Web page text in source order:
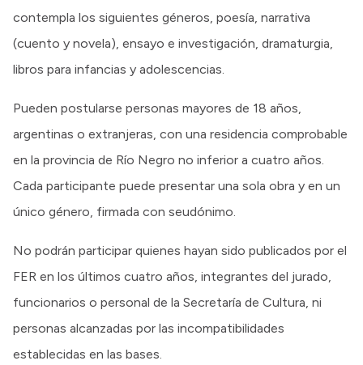
contempla los siguientes géneros, poesía, narrativa
(cuento y novela), ensayo e investigación, dramaturgia,
libros para infancias y adolescencias.
Pueden postularse personas mayores de 18 años,
argentinas o extranjeras, con una residencia comprobable
en la provincia de Río Negro no inferior a cuatro años.
Cada participante puede presentar una sola obra y en un
único género, firmada con seudónimo.
No podrán participar quienes hayan sido publicados por el
FER en los últimos cuatro años, integrantes del jurado,
funcionarios o personal de la Secretaría de Cultura, ni
personas alcanzadas por las incompatibilidades
establecidas en las bases.